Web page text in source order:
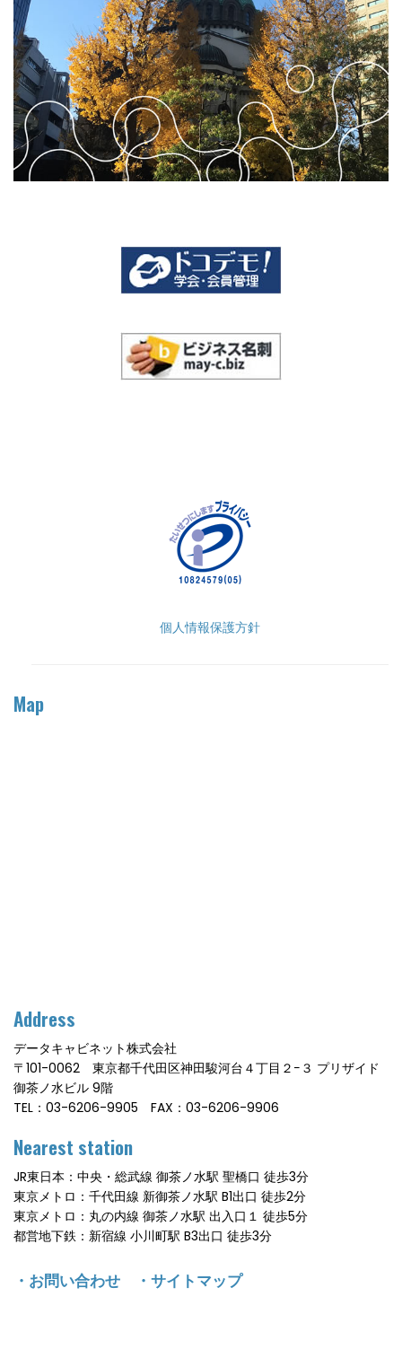
個人情報保護方針
Map
Address
データキャビネット株式会社
〒101-0062 東京都千代田区神田駿河台４丁目２−３ プリザイド
御茶ノ水ビル 9階
TEL：03-6206-9905 FAX：03-6206-9906
Nearest station
JR東日本：中央・総武線 御茶ノ水駅 聖橋口 徒歩3分
東京メトロ：千代田線 新御茶ノ水駅 B1出口 徒歩2分
東京メトロ：丸の内線 御茶ノ水駅 出入口１ 徒歩5分
都営地下鉄：新宿線 小川町駅 B3出口 徒歩3分
・ お問い合わせ ・ サイトマップ